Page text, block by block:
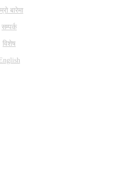
बारेमा
सम्पर्क
विशेष
English